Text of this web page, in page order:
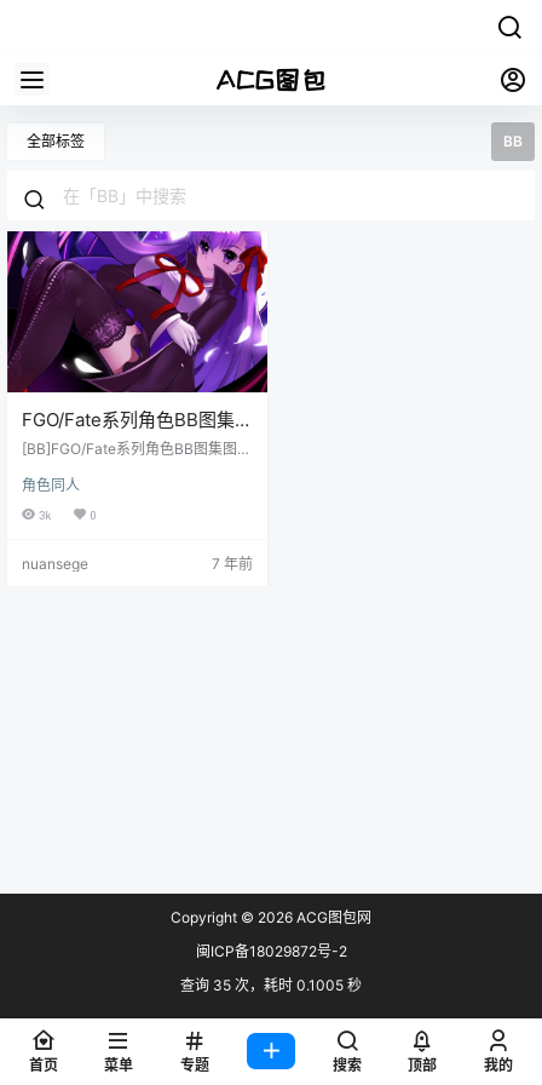
全部标签 BB
FGO/Fate系列角色BB图集图
包合集_持续更新中
[BB]FGO/Fate系列角色BB图集图包
画插画壁纸CG线稿同人图包系列
角色同人
3k 0
nuansege 7 年前
Copyright © 2026 ACG图包网
闽ICP备18029872号-2
查询 35 次，耗时 0.1005 秒
首页 菜单 专题 搜索 顶部 我的